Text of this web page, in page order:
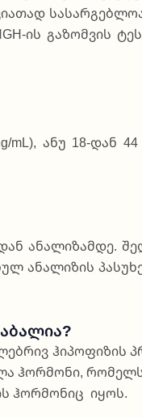
ის გა­ზომ­ვის
mL), ანუ 18-დან
ანა­ლი­ზამ­დე.
ანა­ლი­ზის
ჰი­პო­ფი­ზის
ჰო­რმო­ნი,
ჰო­რმო­ნიც იყოს.